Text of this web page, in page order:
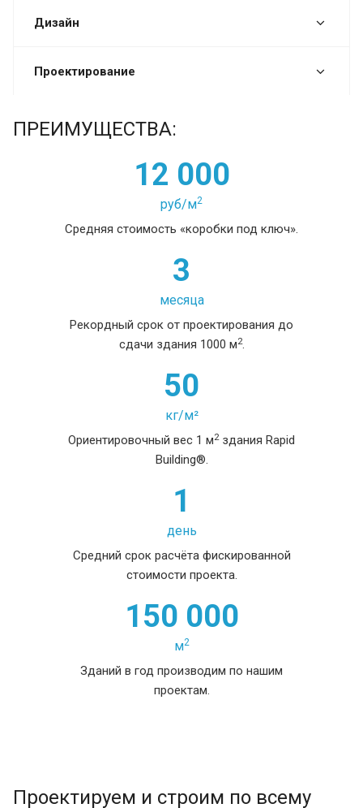
Дизайн
Проектирование
ПРЕИМУЩЕСТВА:
12 000
руб/м2
Средняя стоимость «коробки под ключ».
3
месяца
Рекордный срок от проектирования до
сдачи здания 1000 м2.
50
кг/м²
Ориентировочный вес 1 м2здания Rapid
Building®.
1
день
Средний срок расчёта фискированной
стоимости проекта.
150 000
м2
Зданий в год производим по нашим
проектам.
Проектируем и строим по всему